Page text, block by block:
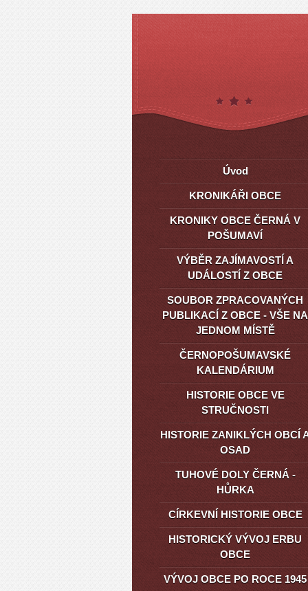
Úvod
KRONIKÁŘI OBCE
KRONIKY OBCE ČERNÁ V
POŠUMAVÍ
VÝBĚR ZAJÍMAVOSTÍ A
UDÁLOSTÍ Z OBCE
SOUBOR ZPRACOVANÝCH
PUBLIKACÍ Z OBCE - VŠE NA
JEDNOM MÍSTĚ
ČERNOPOŠUMAVSKÉ
KALENDÁRIUM
HISTORIE OBCE VE
STRUČNOSTI
HISTORIE ZANIKLÝCH OBCÍ
OSAD
TUHOVÉ DOLY ČERNÁ -
HŮRKA
CÍRKEVNÍ HISTORIE OBCE
HISTORICKÝ VÝVOJ ERBU
OBCE
VÝVOJ OBCE PO ROCE 1945